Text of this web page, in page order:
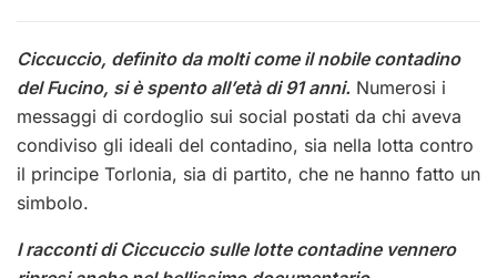
Ciccuccio, definito da molti come il nobile contadino
del Fucino, si è spento all’età di 91 anni. Numerosi i
messaggi di cordoglio sui social postati da chi aveva
condiviso gli ideali del contadino, sia nella lotta contro
il principe Torlonia, sia di partito, che ne hanno fatto un
simbolo.
I racconti di Ciccuccio sulle lotte contadine vennero